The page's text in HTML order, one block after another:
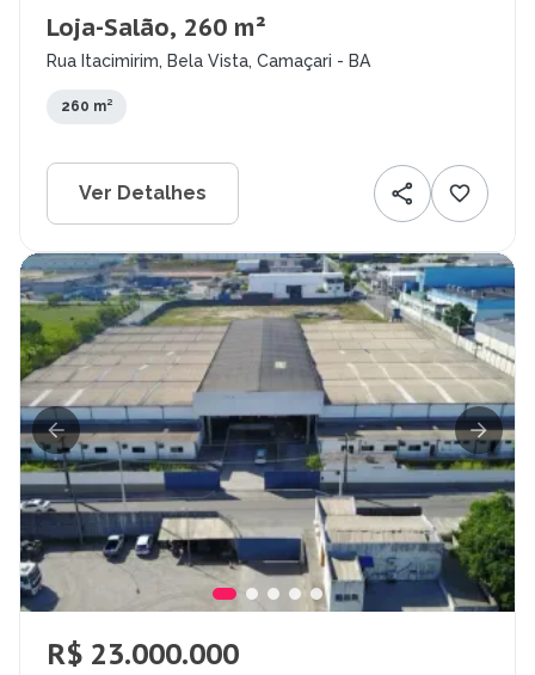
Loja-Salão, 260 m²
Rua Itacimirim, Bela Vista, Camaçari - BA
260 m²
Ver Detalhes
R$ 23.000.000